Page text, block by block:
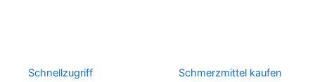
Schnellzugriff Schmerzmittel kaufen